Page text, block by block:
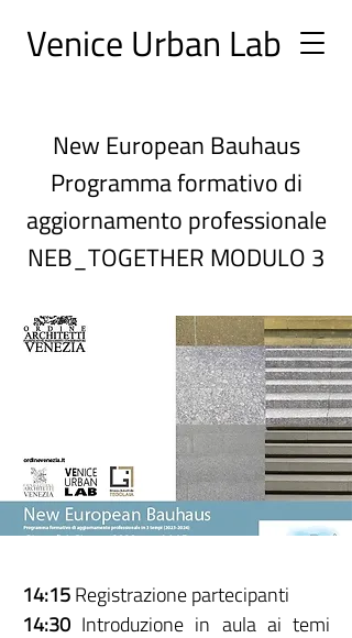
Venice Urban Lab
New European Bauhaus
Programma formativo di
aggiornamento professionale
NEB_TOGETHER MODULO 3
14:15Registrazione partecipanti
14:30 Introduzione in aula ai temi